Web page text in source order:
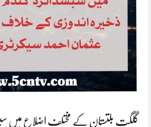
گلگت بلتستان کے مختلف اضلاع میں